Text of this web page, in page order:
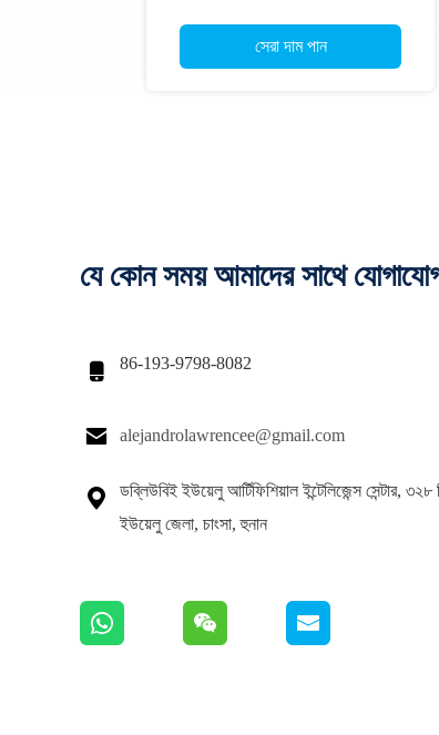
সেরা দাম পান
যে কোন সময় আমাদের সাথে
 86-193-9798-8082
 alejandrolawrencee@gmail.com

ডব্লিউবিই ইউয়েলু আর্টিফিশিয়াল ইন্টেলিজেন্স সেন্টার,
ইউয়েলু জেলা, চাংসা, হুনান